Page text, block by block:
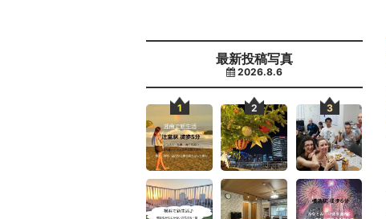
最新投稿写真
2026.8.6